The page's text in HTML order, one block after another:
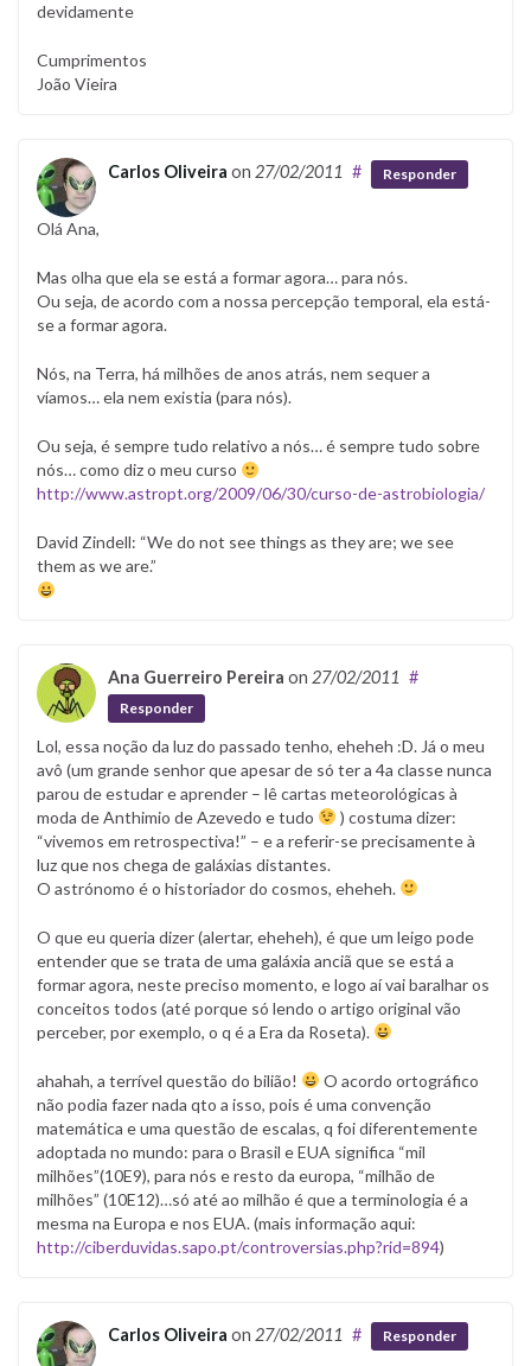
devidamente
Cumprimentos
João Vieira
Carlos Oliveira on 27/02/2011 # Responder
Olá Ana,
Mas olha que ela se está a formar agora… para nós.
Ou seja, de acordo com a nossa percepção temporal, ela está-
se a formar agora.
Nós, na Terra, há milhões de anos atrás, nem sequer a
víamos… ela nem existia (para nós).
Ou seja, é sempre tudo relativo a nós… é sempre tudo sobre
nós… como diz o meu curso
http://www.astropt.org/2009/06/30/curso-de-astrobiologia/
David Zindell: “We do not see things as they are; we see
them as we are.”
Ana Guerreiro Pereira on 27/02/2011 #
Responder
Lol, essa noção da luz do passado tenho, eheheh :D. Já o meu
avô (um grande senhor que apesar de só ter a 4a classe nunca
parou de estudar e aprender – lê cartas meteorológicas à
moda de Anthimio de Azevedo e tudo
) costuma dizer:
“vivemos em retrospectiva!” – e a referir-se precisamente à
luz que nos chega de galáxias distantes.
O astrónomo é o historiador do cosmos, eheheh.
O que eu queria dizer (alertar, eheheh), é que um leigo pode
entender que se trata de uma galáxia anciã que se está a
formar agora, neste preciso momento, e logo aí vai baralhar os
conceitos todos (até porque só lendo o artigo original vão
perceber, por exemplo, o q é a Era da Roseta).
ahahah, a terrível questão do bilião!
O acordo ortográfico
não podia fazer nada qto a isso, pois é uma convenção
matemática e uma questão de escalas, q foi diferentemente
adoptada no mundo: para o Brasil e EUA significa “mil
milhões”(10E9), para nós e resto da europa, “milhão de
milhões” (10E12)…só até ao milhão é que a terminologia é a
mesma na Europa e nos EUA. (mais informação aqui:
http://ciberduvidas.sapo.pt/controversias.php?rid=894)
Carlos Oliveira on 27/02/2011 # Responder